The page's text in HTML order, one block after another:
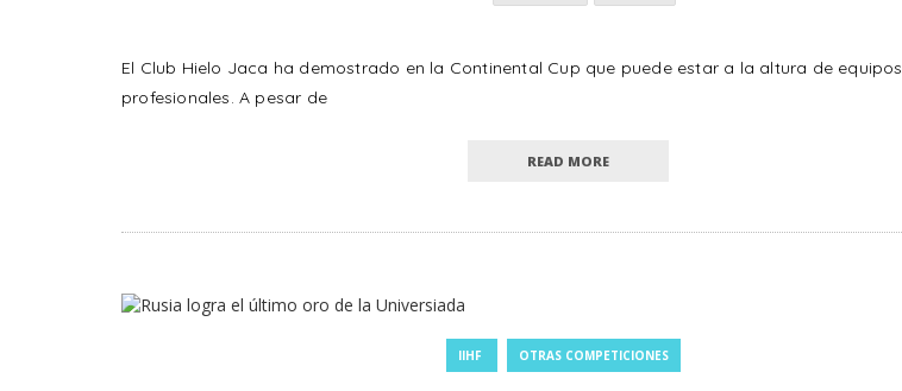
El Club Hielo Jaca ha demostrado en la Continental Cup que puede estar a la altura de equipos
profesionales. A pesar de
READ MORE
IIHF OTRAS COMPETICIONES